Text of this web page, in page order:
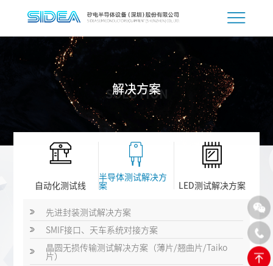
解决方案
SOLUTION
自动化测试线
半导体测试解决方
案 LED测试解决方案
先进封装测试解决方案
SMIF接口、天车系统对接方案
晶圆无损传输测试解决方案（薄片/翘曲片/Taiko
片）